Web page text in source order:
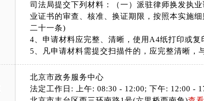
司法局提交下列材料：（一）派驻律师换发执
业证书的审查、核准、换证期限，按照本实施
二十一条)
4、申请材料应完整、清晰，使用A4纸打印或复
5、凡申请材料需提交扫描件的，应完整清晰，
北京市政务服务中心
法定工作日: 上午: 08:30 - 12:00; 下午: 12:00 -